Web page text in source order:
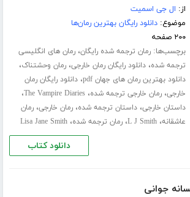
از: ال جی اسمیت
موضوع:دانلود رایگان بهترین رمان‌ها
۲۰۰ صفحه
برچسب‌ها:رمان ترجمه شده رایگان،رمان های انگلیسی
ترجمه شده،دانلود رایگان رمان خارجی،رمان وحشتناک،
دانلود بهترین رمان های جهان pdf ،دانلود رایگان رمان
خارجی،رمان خارجی ترجمه شده،The Vampire Diaries،
داستان خارجی،داستان ترجمه شده،رمان خارجی،رمان
عاشقانه،L J Smith،رمان ترجمه شده،Lisa Jane Smith
دانلود کتاب
جوانی